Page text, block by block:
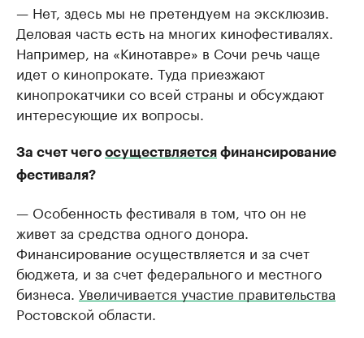
— Нет, здесь мы не претендуем на эксклюзив.
Деловая часть есть на многих кинофестивалях.
Например, на «Кинотавре»​ в Сочи речь чаще
идет о кинопрокате. Туда приезжают
кинопрокатчики со всей страны и обсуждают
интересующие их вопросы.
За счет чего осуществляется финансирование
фестиваля?
— Особенность фестиваля в том, что он не
живет за средства одного донора.
Финансирование осуществляется и за счет
бюджета, и за счет федерального и местного
бизнеса. Увеличивается участие правительства
Ростовской области.